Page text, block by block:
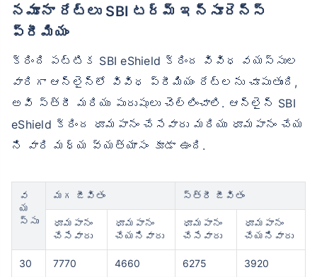
నమూనా రేట్లు SBI టర్మ్ ఇన్సూరెన్స్
ప్రీమియం
క్రింది పట్టిక SBI eShield క్రింద వివిధ వయస్సుల
వారిగా ఆన్‌లైన్‌లో వివిధ ప్రీమియం రేట్లను చూపుతుంది,
అవి స్త్రీ మరియు పురుషులు చెల్లించాలి. ఆన్‌లైన్ SBI
eShield క్రింద ధూమపానం చేసేవారు మరియు ధూమపానం చేయ
ని వారి మధ్య వ్యత్యాసం కూడా ఉంది.
వ
య
స్సు
మగ జీవితం స్త్రీ జీవితం
ధూమపానం
చేసేవారు
ధూమపానం
చేయనివారు
ధూమపానం
చేసేవారు
ధూమపానం
చేయనివారు
30 7770 4660 6275 3920